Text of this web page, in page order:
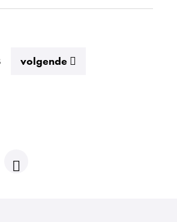
volgenderesultaten